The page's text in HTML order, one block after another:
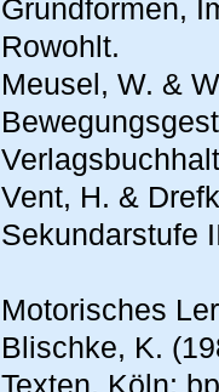
Grundformen,
Rowohlt.
Meusel, W. &
Vent, H. &
Sekundarstufe
Motorisches
Blischke, K.
Texten. Köln: